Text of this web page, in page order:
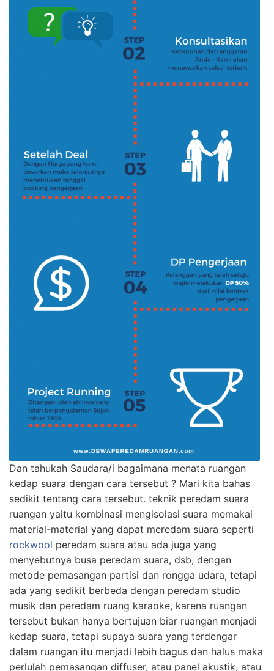
Dan tahukah Saudara/i bagaimana menata ruangan
kedap suara dengan cara tersebut ? Mari kita bahas
sedikit tentang cara tersebut. teknik peredam suara
ruangan yaitu kombinasi mengisolasi suara memakai
material-material yang dapat meredam suara seperti
rockwool peredam suara atau ada juga yang
menyebutnya busa peredam suara, dsb, dengan
metode pemasangan partisi dan rongga udara, tetapi
ada yang sedikit berbeda dengan peredam studio
musik dan peredam ruang karaoke, karena ruangan
tersebut bukan hanya bertujuan biar ruangan menjadi
kedap suara, tetapi supaya suara yang terdengar
dalam ruangan itu menjadi lebih bagus dan halus maka
perlulah pemasangan diffuser, atau panel akustik, atau